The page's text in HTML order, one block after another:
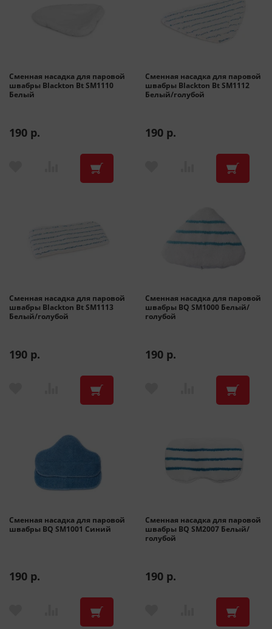
Сменная насадка для паровой
швабры Blackton Bt SM1110
Белый
190 р.
Сменная насадка для паровой
швабры Blackton Bt SM1112
Белый/голубой
190 р.
Сменная насадка для паровой
швабры Blackton Bt SM1113
Белый/голубой
190 р.
Сменная насадка для паровой
швабры BQ SM1000 Белый/
голубой
190 р.
Сменная насадка для паровой
швабры BQ SM1001 Синий
190 р.
Сменная насадка для паровой
швабры BQ SM2007 Белый/
голубой
190 р.